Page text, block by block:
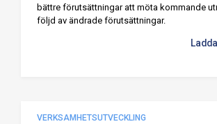
bättre förutsättningar att möta kommande
följd av ändrade förutsättningar.
VERKSAMHETSUTVECKLING